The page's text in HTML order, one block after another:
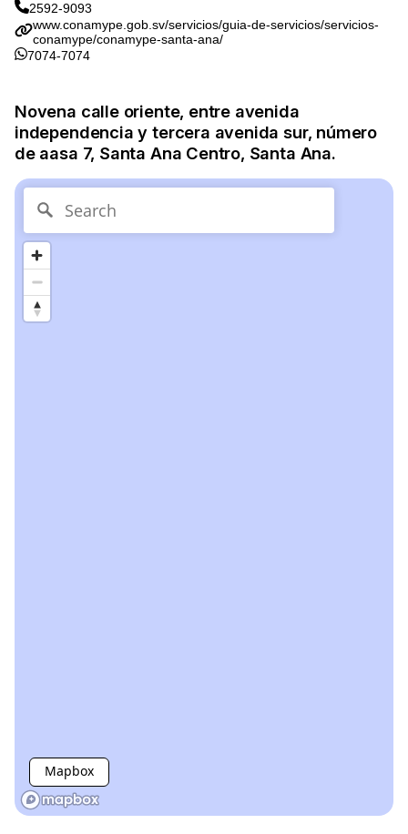
2592-9093
www.conamype.gob.sv/servicios/guia-de-servicios/servicios-
conamype/conamype-santa-ana/
7074-7074
Novena calle oriente, entre avenida
independencia y tercera avenida sur, número
de aasa 7, Santa Ana Centro, Santa Ana.
Mapbox